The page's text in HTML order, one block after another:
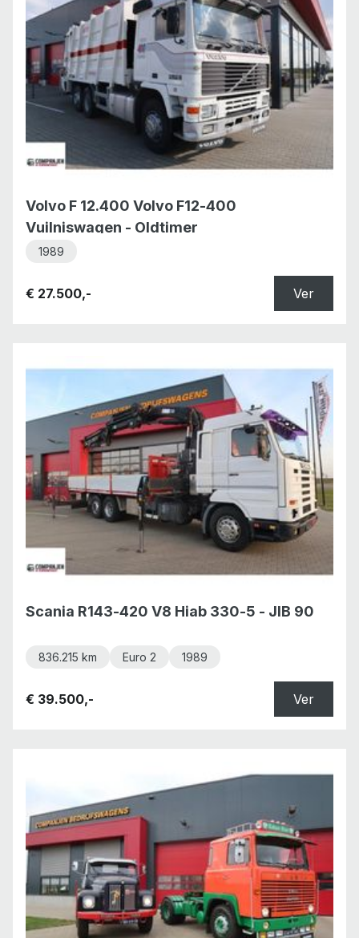
Volvo F 12.400 Volvo F12-400
Vuilniswagen - Oldtimer
1989
€ 27.500,- Ver
Scania R143-420 V8 Hiab 330-5 - JIB 90
836.215 km Euro 2 1989
€ 39.500,- Ver